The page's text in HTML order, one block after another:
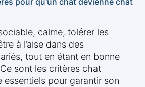
calme, tolérer les
à l’aise dans des
tout en étant en bonne
sont les critères chat
essentiels pour garantir son